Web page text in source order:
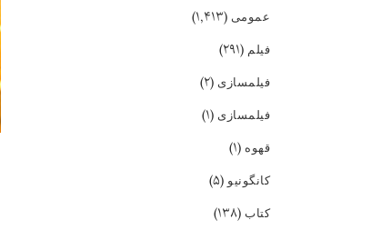
عمومی (۱,۴۱۳)
فیلم (۲۹۱)
فیلمسازی (۲)
فیلمسازی (۱)
قهوه (۱)
کانگونیو(۵)
کتاب (۱۳۸)